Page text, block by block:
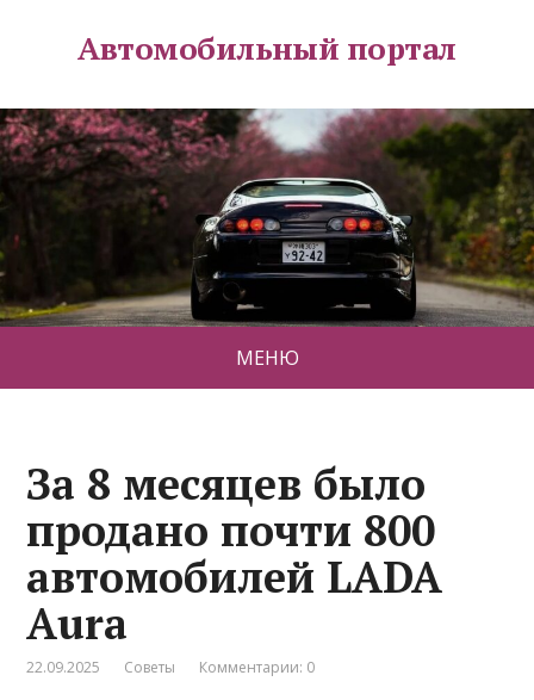
Автомобильный портал
МЕНЮ
За 8 месяцев было
продано почти 800
автомобилей LADA
Aura
22.09.2025 Советы Комментарии: 0